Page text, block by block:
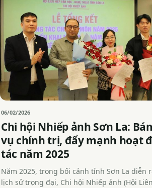
06/02/2026
Chi hội Nhiếp ảnh Sơn La:
vụ chính trị, đẩy mạnh hoạt
tác năm 2025
Năm 2025, trong bối cảnh tỉnh Sơn La diễn
lịch sử trọng đại, Chi hội Nhiếp ảnh (Hội